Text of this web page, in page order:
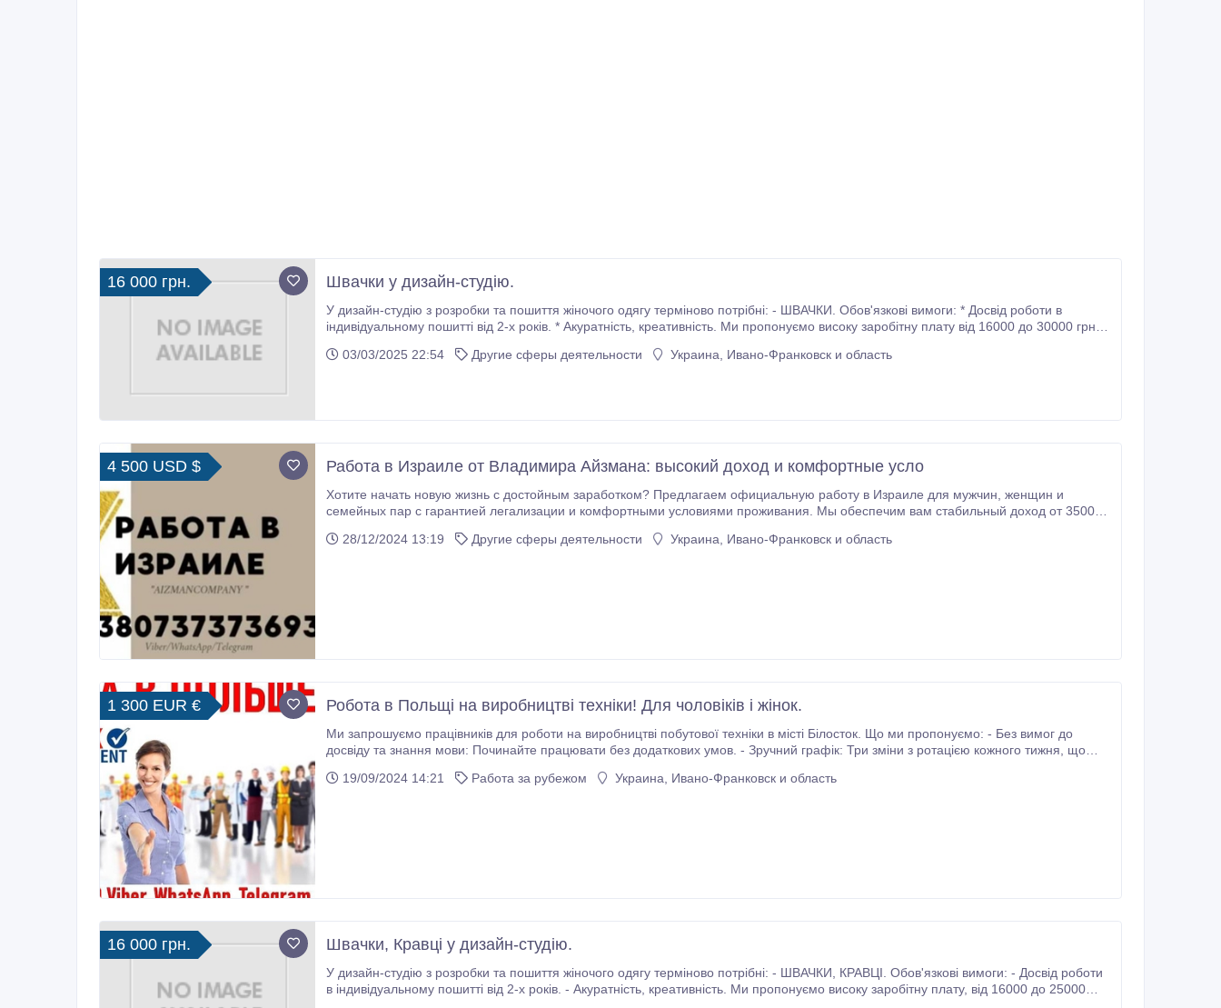
16 000 грн. Швачки у дизайн-студію.
У дизайн-студію з розробки та пошиття жіночого одягу терміново потрібні: - ШВАЧКИ. Обов'язкові вимоги: * Досвід роботи в
індивідуальному пошитті від 2-х років. * Акуратність, креативність. Ми пропонуємо високу заробітну плату від 16000 до 30000 грн
03/03/2025 22:54
Другие сферы деятельности Украина, Ивано-Франковск и область
4 500 USD $ Работа в Израиле от Владимира Айзмана: высокий доход и комфортные усло
Хотите начать новую жизнь с достойным заработком? Предлагаем официальную работу в Израиле для мужчин, женщин и
семейных пар с гарантией легализации и комфортными условиями проживания. Мы обеспечим вам стабильный доход от 3500$
28/12/2024 13:19
Другие сферы деятельности Украина, Ивано-Франковск и область
1 300 EUR € Робота в Польщі на виробництві техніки! Для чоловіків і жінок.
Ми запрошуємо працівників для роботи на виробництві побутової техніки в місті Білосток. Що ми пропонуємо: - Без вимог до
досвіду та знання мови: Починайте працювати без додаткових умов. - Зручний графік: Три зміни з ротацією кожного тижня, що
19/09/2024 14:21
Работа за рубежом Украина, Ивано-Франковск и область
16 000 грн. Швачки, Кравці у дизайн-студію.
У дизайн-студію з розробки та пошиття жіночого одягу терміново потрібні: - ШВАЧКИ, КРАВЦІ. Обов'язкові вимоги: - Досвід роботи
в індивідуальному пошитті від 2-х років. - Акуратність, креативність. Ми пропонуємо високу заробітну плату, від 16000 до 25000